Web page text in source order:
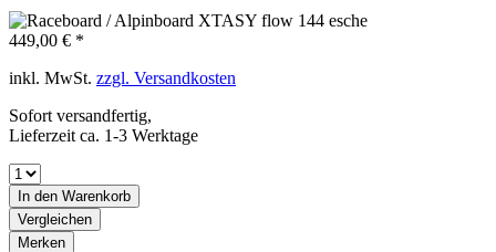
449,00 € *
inkl. MwSt. zzgl. Versandkosten
Sofort versandfertig,
Lieferzeit ca. 1-3 Werktage
In den Warenkorb
Vergleichen
Merken